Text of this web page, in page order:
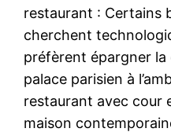
restaurant : Certains
cherchent
préfèrent épargner la
palace parisien à
restaurant avec cour
maison